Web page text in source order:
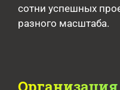
сотни успешных
разного масштаба.